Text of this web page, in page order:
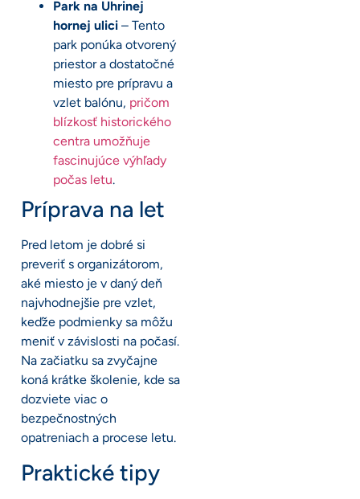
Park na Uhrinej
hornej ulici – Tento
park ponúka otvorený
priestor a dostatočné
miesto pre prípravu a
vzlet balónu, pričom
blízkosť historického
centra umožňuje
fascinujúce výhľady
počas letu.
Príprava na let
Pred letom je dobré si
preveriť s organizátorom,
aké miesto je v daný deň
najvhodnejšie pre vzlet,
keďže podmienky sa môžu
meniť v závislosti na počasí.
Na začiatku sa zvyčajne
koná krátke školenie, kde sa
dozviete viac o
bezpečnostných
opatreniach a procese letu.
Praktické tipy